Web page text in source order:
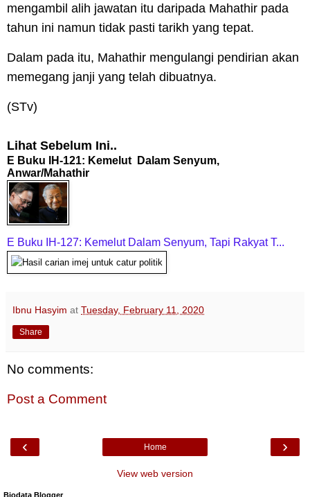
mengambil alih jawatan itu daripada Mahathir pada
tahun ini namun tidak pasti tarikh yang tepat.
Dalam pada itu, Mahathir mengulangi pendirian akan
memegang janji yang telah dibuatnya.
(STv)
Lihat Sebelum Ini..
E Buku IH-121: Kemelut Dalam Senyum,
Anwar/Mahathir
E Buku IH-127: Kemelut Dalam Senyum, Tapi Rakyat T...
Ibnu Hasyim at Tuesday, February 11, 2020
Share
No comments:
Post a Comment
‹ ›
Home
View web version
Biodata Blogger